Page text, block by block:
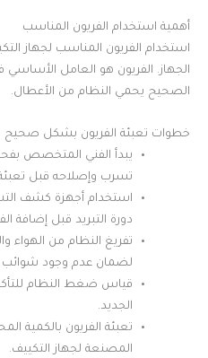
أهمية استخدام الفريون المناسب
استخدام الفريون المناسب لجهاز
الجهاز. الفريون هو العامل الأساسي
الصحيح يحمي النظام من الأعطال.
خطوات تعبئة الفريون بشكل صحيح
يبدأ الفني المتخصص
تسرب وإصلاحه قبل تعبئة
استخدام أجهزة كشف
دورة التبريد قبل إضافة
تفريغ النظام من الهواء
لضمان عدم وجود شوائب
قياس ضغط النظام
الجديد.
تعبئة الفريون بالكمية
المصنعة لجهاز التكييف.